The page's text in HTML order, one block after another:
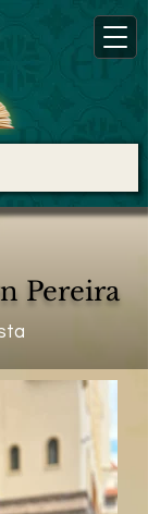
Pereira